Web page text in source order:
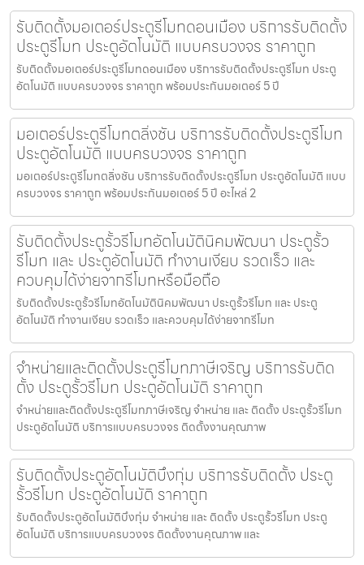
รับติดตั้งมอเตอร์ประตูรีโมทดอนเมือง บริการรับติดตั้ง
ประตูรีโมท ประตูอัตโนมัติ แบบครบวงจร ราคาถูก
รับติดตั้งมอเตอร์ประตูรีโมทดอนเมือง บริการรับติดตั้งประตูรีโมท ประตู
อัตโนมัติ แบบครบวงจร ราคาถูก พร้อมประกันมอเตอร์ 5 ปี
มอเตอร์ประตูรีโมทตลิ่งชัน บริการรับติดตั้งประตูรีโมท
ประตูอัตโนมัติ แบบครบวงจร ราคาถูก
มอเตอร์ประตูรีโมทตลิ่งชัน บริการรับติดตั้งประตูรีโมท ประตูอัตโนมัติ แบบ
ครบวงจร ราคาถูก พร้อมประกันมอเตอร์ 5 ปี อะไหล่ 2
รับติดตั้งประตูรั้วรีโมทอัตโนมัตินิคมพัฒนา ประตูรั้ว
รีโมท และ ประตูอัตโนมัติ ทำงานเงียบ รวดเร็ว และ
ควบคุมได้ง่ายจากรีโมทหรือมือถือ
รับติดตั้งประตูรั้วรีโมทอัตโนมัตินิคมพัฒนา ประตูรั้วรีโมท และ ประตู
อัตโนมัติ ทำงานเงียบ รวดเร็ว และควบคุมได้ง่ายจากรีโมท
จำหน่ายและติดตั้งประตูรีโมทภาษีเจริญ บริการรับติด
ตั้ง ประตูรั้วรีโมท ประตูอัตโนมัติ ราคาถูก
จำหน่ายและติดตั้งประตูรีโมทภาษีเจริญ จำหน่าย และ ติดตั้ง ประตูรั้วรีโมท
ประตูอัตโนมัติ บริการแบบครบวงจร ติดตั้งงานคุณภาพ
รับติดตั้งประตูอัตโนมัติบึงกุ่ม บริการรับติดตั้ง ประตู
รั้วรีโมท ประตูอัตโนมัติ ราคาถูก
รับติดตั้งประตูอัตโนมัติบึงกุ่ม จำหน่าย และ ติดตั้ง ประตูรั้วรีโมท ประตู
อัตโนมัติ บริการแบบครบวงจร ติดตั้งงานคุณภาพ และ